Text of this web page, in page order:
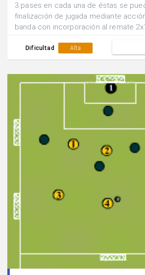
3 pases en cada una de éstas se
finalización de jugada mediante
banda con incorporación al remate
rotan las posiciones.
Dificultad Alta